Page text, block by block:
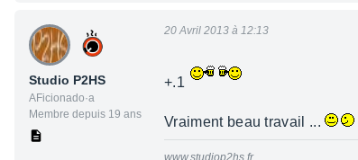
Studio P2HS
AFicionado·a
Membre depuis 19 ans
20 Avril 2013 à 12:13
+.1
Vraiment beau travail ...